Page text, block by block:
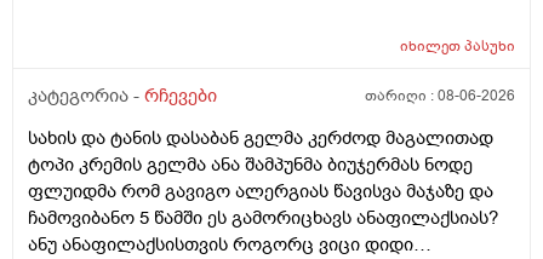
იხილეთპასუხი
კატეგორია - რჩევები თარიღი :08-06-2026
სახის და ტანის დასაბან გელმა კერძოდ მაგალითად
ტოპი კრემის გელმა ანა შამპუნმა ბიუჯერმას ნოდე
ფლუიდმა რომ გავიგო ალერგიას წავისვა მაჯაზე და
ჩამოვიბანო 5 წამში ეს გამორიცხავს ანაფილაქსიას?
ანუ ანაფილაქსისთვის როგორც ვიცი დიდი